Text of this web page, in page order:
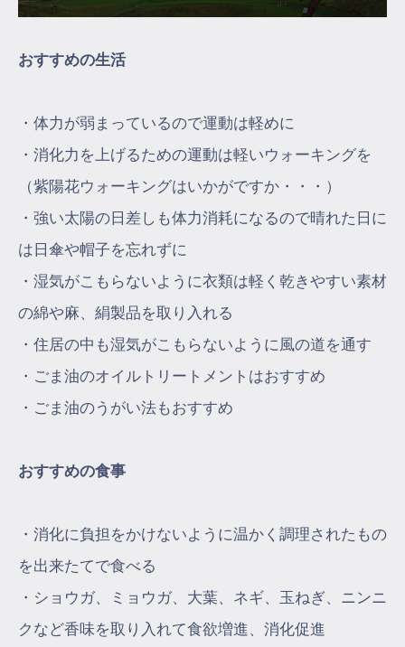
おすすめの生活
・体力が弱まっているので運動は軽めに
・消化力を上げるための運動は軽いウォーキングを
（紫陽花ウォーキングはいかがですか・・・）
・強い太陽の日差しも体力消耗になるので晴れた日に
は日傘や帽子を忘れずに
・湿気がこもらないように衣類は軽く乾きやすい素材
の綿や麻、絹製品を取り入れる
・住居の中も湿気がこもらないように風の道を通す
・ごま油のオイルトリートメントはおすすめ
・ごま油のうがい法もおすすめ
おすすめの食事
・消化に負担をかけないように温かく調理されたもの
を出来たてで食べる
・ショウガ、ミョウガ、大葉、ネギ、玉ねぎ、ニンニ
クなど香味を取り入れて食欲増進、消化促進